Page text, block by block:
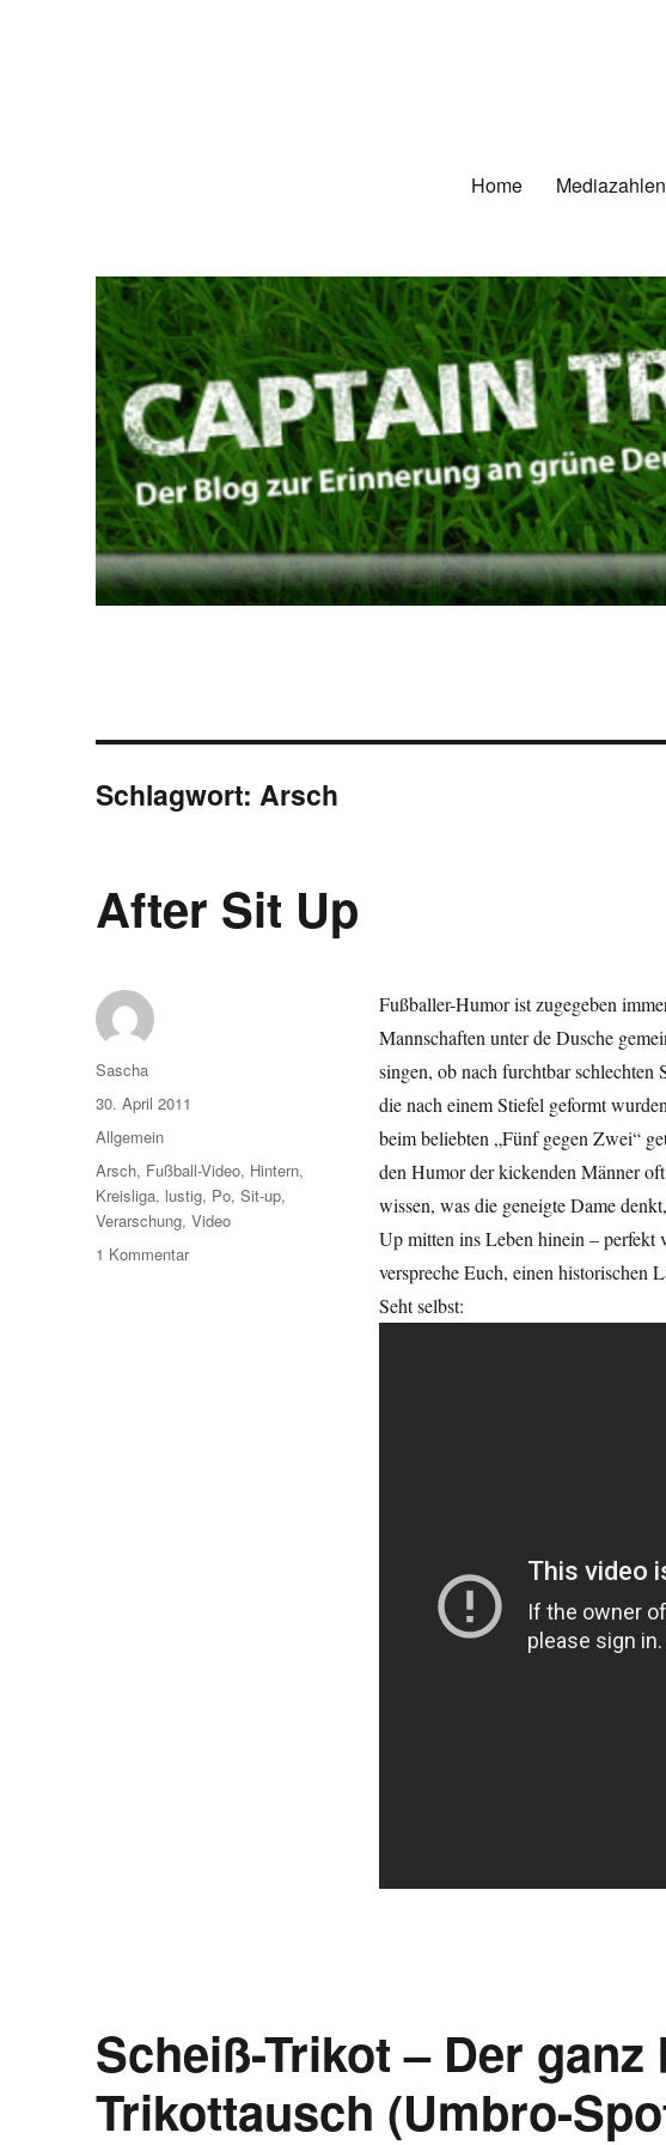
Home Mediazahlen
Schlagwort:Arsch
After Sit Up
Fußballer-Humor ist zugegeben
Mannschaften unter de Dusche
singen, ob nach furchtbar
die nach einem Stiefel geformt
beim beliebten „Fünf gegen Zwei“
den Humor der kickenden Männer
wissen, was die geneigte Dame
Up mitten ins Leben hinein – perfekt
verspreche Euch, einen historischen
Seht selbst:
Autor
Sascha
Veröffentlicht
am
30. April 2011
Kategorien
Allgemein
Schlagwörter
Arsch, Fußball-Video, Hintern,
Kreisliga, lustig, Po,Sit-up,
Verarschung,Video
1 Kommentarzu
Scheiß-Trikot – Der ganz
Trikottausch (Umbro-